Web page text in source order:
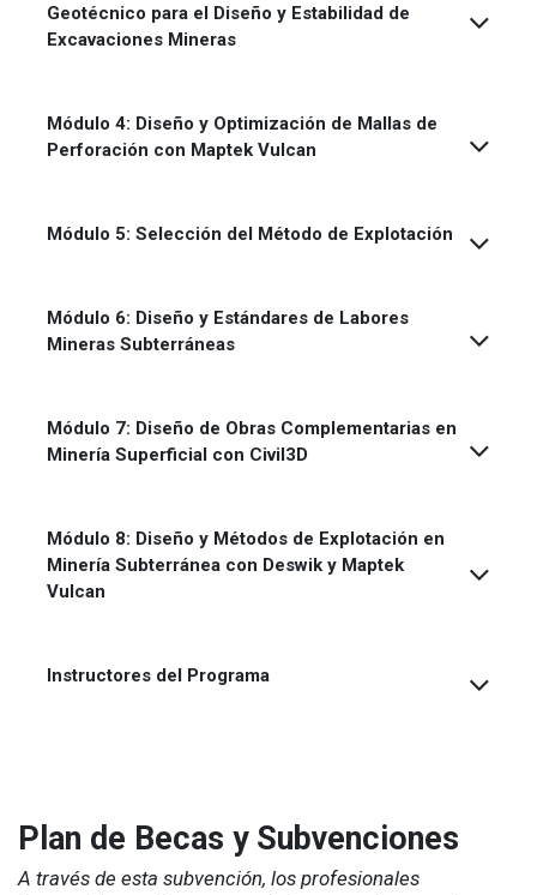
Geotécnico para el Diseño y Estabilidad de
Excavaciones Mineras
Módulo 4: Diseño y Optimización de Mallas de
Perforación con Maptek Vulcan
Módulo 5: Selección del Método de Explotación
Módulo 6: Diseño y Estándares de Labores
Mineras Subterráneas
Módulo 7: Diseño de Obras Complementarias en
Minería Superficial con Civil3D
Módulo 8: Diseño y Métodos de Explotación en
Minería Subterránea con Deswik y Maptek
Vulcan
Instructores del Programa
Plan de Becas y Subvenciones
A través de esta subvención, los profesionales